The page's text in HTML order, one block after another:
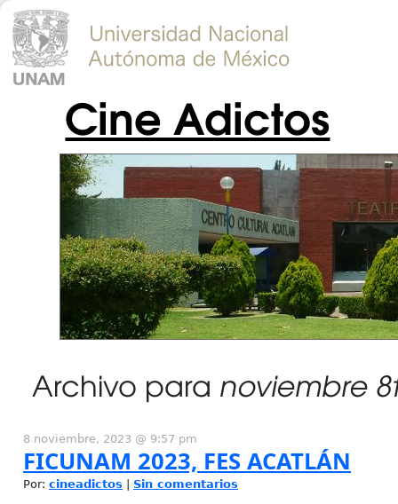
Cine Adictos
Archivo para noviembre
8 noviembre, 2023 @ 9:57 pm
FICUNAM 2023, FES ACATLÁN
Por: cineadictos Sin comentarios